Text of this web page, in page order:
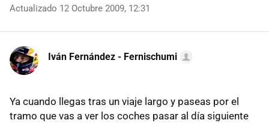
Actualizado 12 Octubre 2009, 12:31
Iván Fernández - Fernischumi
Ya cuando llegas tras un viaje largo y paseas por el
tramo que vas a ver los coches pasar al día siguiente